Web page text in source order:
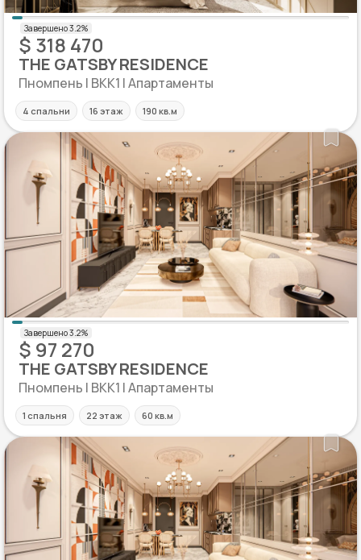
$ 318 470
THE GATSBY RESIDENCE
Пномпень | BKK1 | Апартаменты
4 спальни 16 этаж 190 кв.м
$ 97 270
THE GATSBY RESIDENCE
Пномпень | BKK1 | Апартаменты
1 спальня 22 этаж 60 кв.м